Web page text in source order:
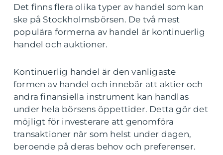
Det finns flera olika typer av handel som kan
ske på Stockholmsbörsen. De två mest
populära formerna av handel är kontinuerlig
handel och auktioner.
Kontinuerlig handel är den vanligaste
formen av handel och innebär att aktier och
andra finansiella instrument kan handlas
under hela börsens öppettider. Detta gör det
möjligt för investerare att genomföra
transaktioner när som helst under dagen,
beroende på deras behov och preferenser.